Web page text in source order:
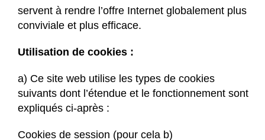
servent à rendre l’offre Internet globalement plus
conviviale et plus efficace.
Utilisation de cookies :
a) Ce site web utilise les types de cookies
suivants dont l’étendue et le fonctionnement sont
expliqués ci-après :
Cookies de session (pour cela b)